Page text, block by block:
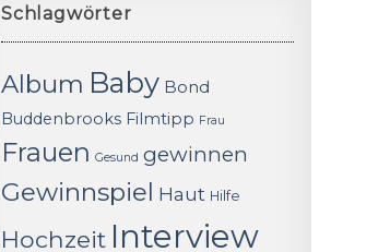
Schlagwörter
Album Baby Bond
Buddenbrooks Filmtipp Frau
Frauen Gesund gewinnen
Gewinnspiel Haut Hilfe
Hochzeit Interview